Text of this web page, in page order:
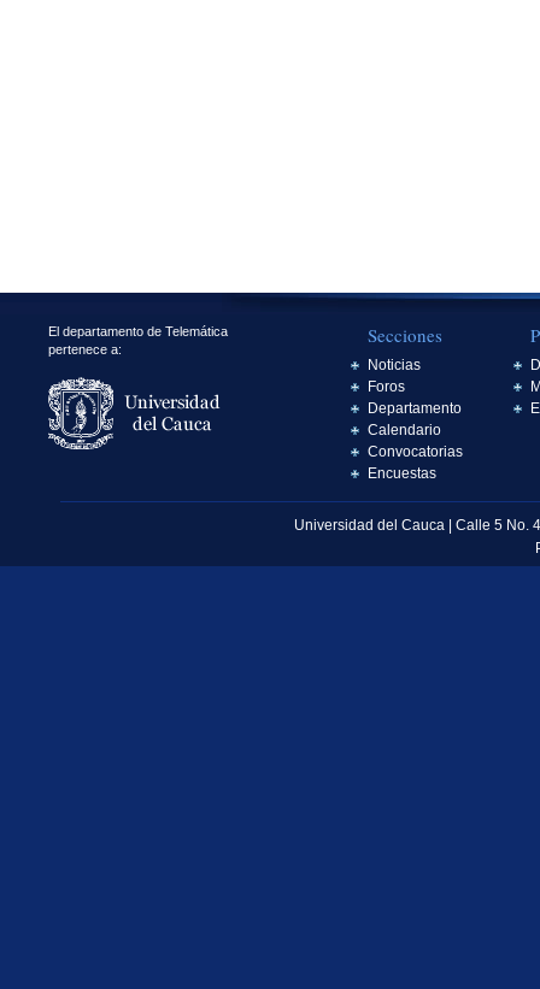
El departamento de Telemática
pertenece a:
Secciones
Noticias
Foros
Departamento
Calendario
Convocatorias
Encuestas
Universidad del Cauca | Calle 5 No.